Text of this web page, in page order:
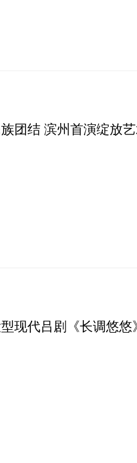
团结 滨州首演绽放